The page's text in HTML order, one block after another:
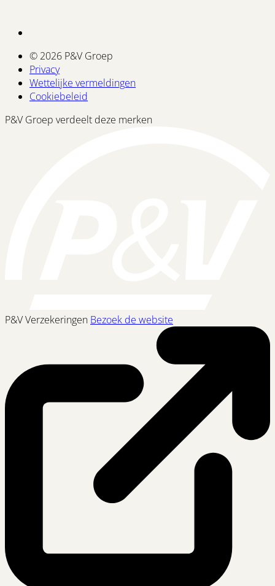
© 2026 P&V Groep
Privacy
Wettelijke vermeldingen
Cookiebeleid
P&V Groep verdeelt deze merken
P&V Verzekeringen Bezoek de website